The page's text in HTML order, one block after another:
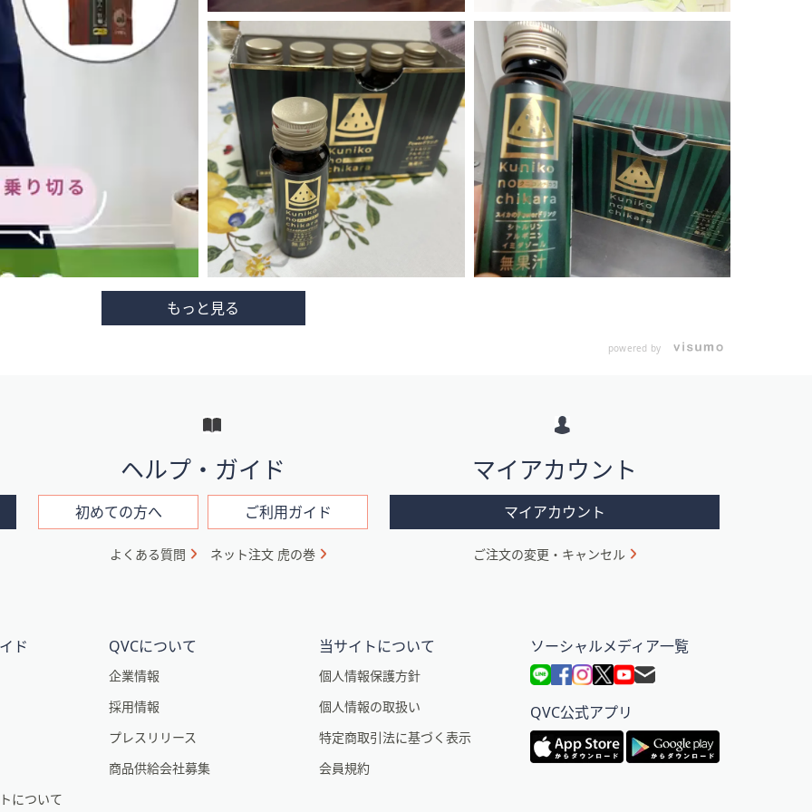
powered by
ヘルプ・ガイド
初めての方へ ご利用ガイド
よくある質問 ネット注文 虎の巻
マイアカウント
マイアカウント
ご注文の変更・キャンセル
ド
について
QVCについて
企業情報
採用情報
プレスリリース
商品供給会社募集
当サイトについて
個人情報保護方針
個人情報の取扱い
特定商取引法に基づく表示
会員規約
ソーシャルメディア一覧
QVC公式アプリ